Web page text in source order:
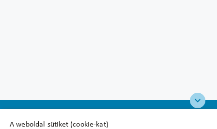
A weboldal sütiket (cookie-kat)